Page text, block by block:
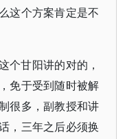
这个方案肯定是不
个甘阳讲的对的，
免于受到随时被解
很多，副教授和讲
，三年之后必须换